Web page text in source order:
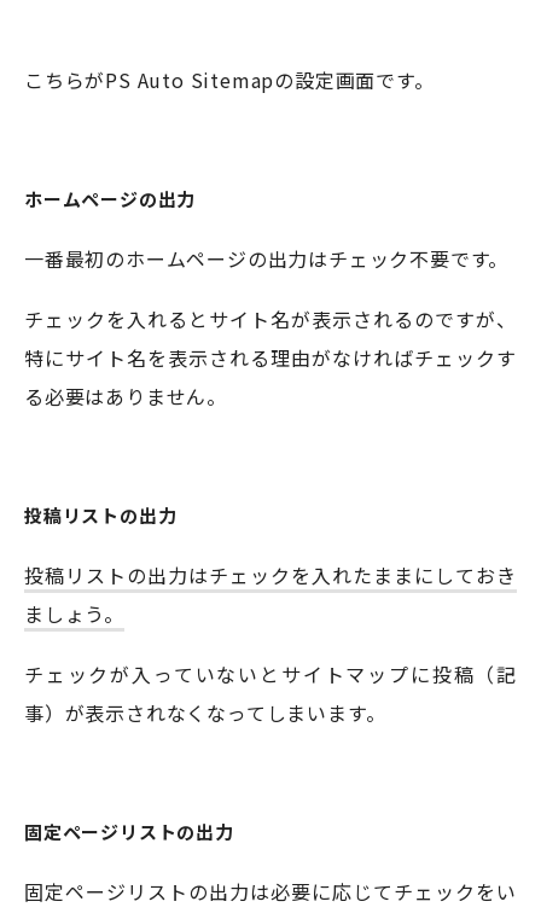
こちらがPS Auto Sitemapの設定画面です。
ホームページの出力
一番最初のホームページの出力はチェック不要です。
チェックを入れるとサイト名が表示されるのですが、
特にサイト名を表示される理由がなければチェックす
る必要はありません。
投稿リストの出力
投稿リストの出力はチェックを入れたままにしておき
ましょう。
チェックが入っていないとサイトマップに投稿（記
事）が表示されなくなってしまいます。
固定ページリストの出力
固定ページリストの出力は必要に応じてチェックをい